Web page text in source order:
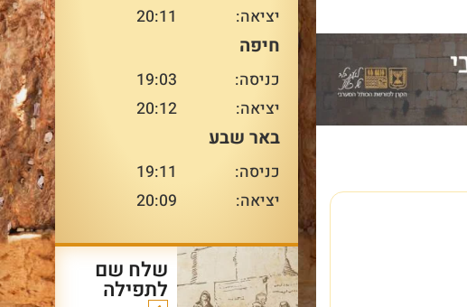
עוד על שרשרת הדורות
יציאה:
20:11
חיפה
כניסה:
19:03
יציאה:
20:12
באר שבע
כניסה:
19:11
יציאה:
20:09
שלח שם
לתפילה